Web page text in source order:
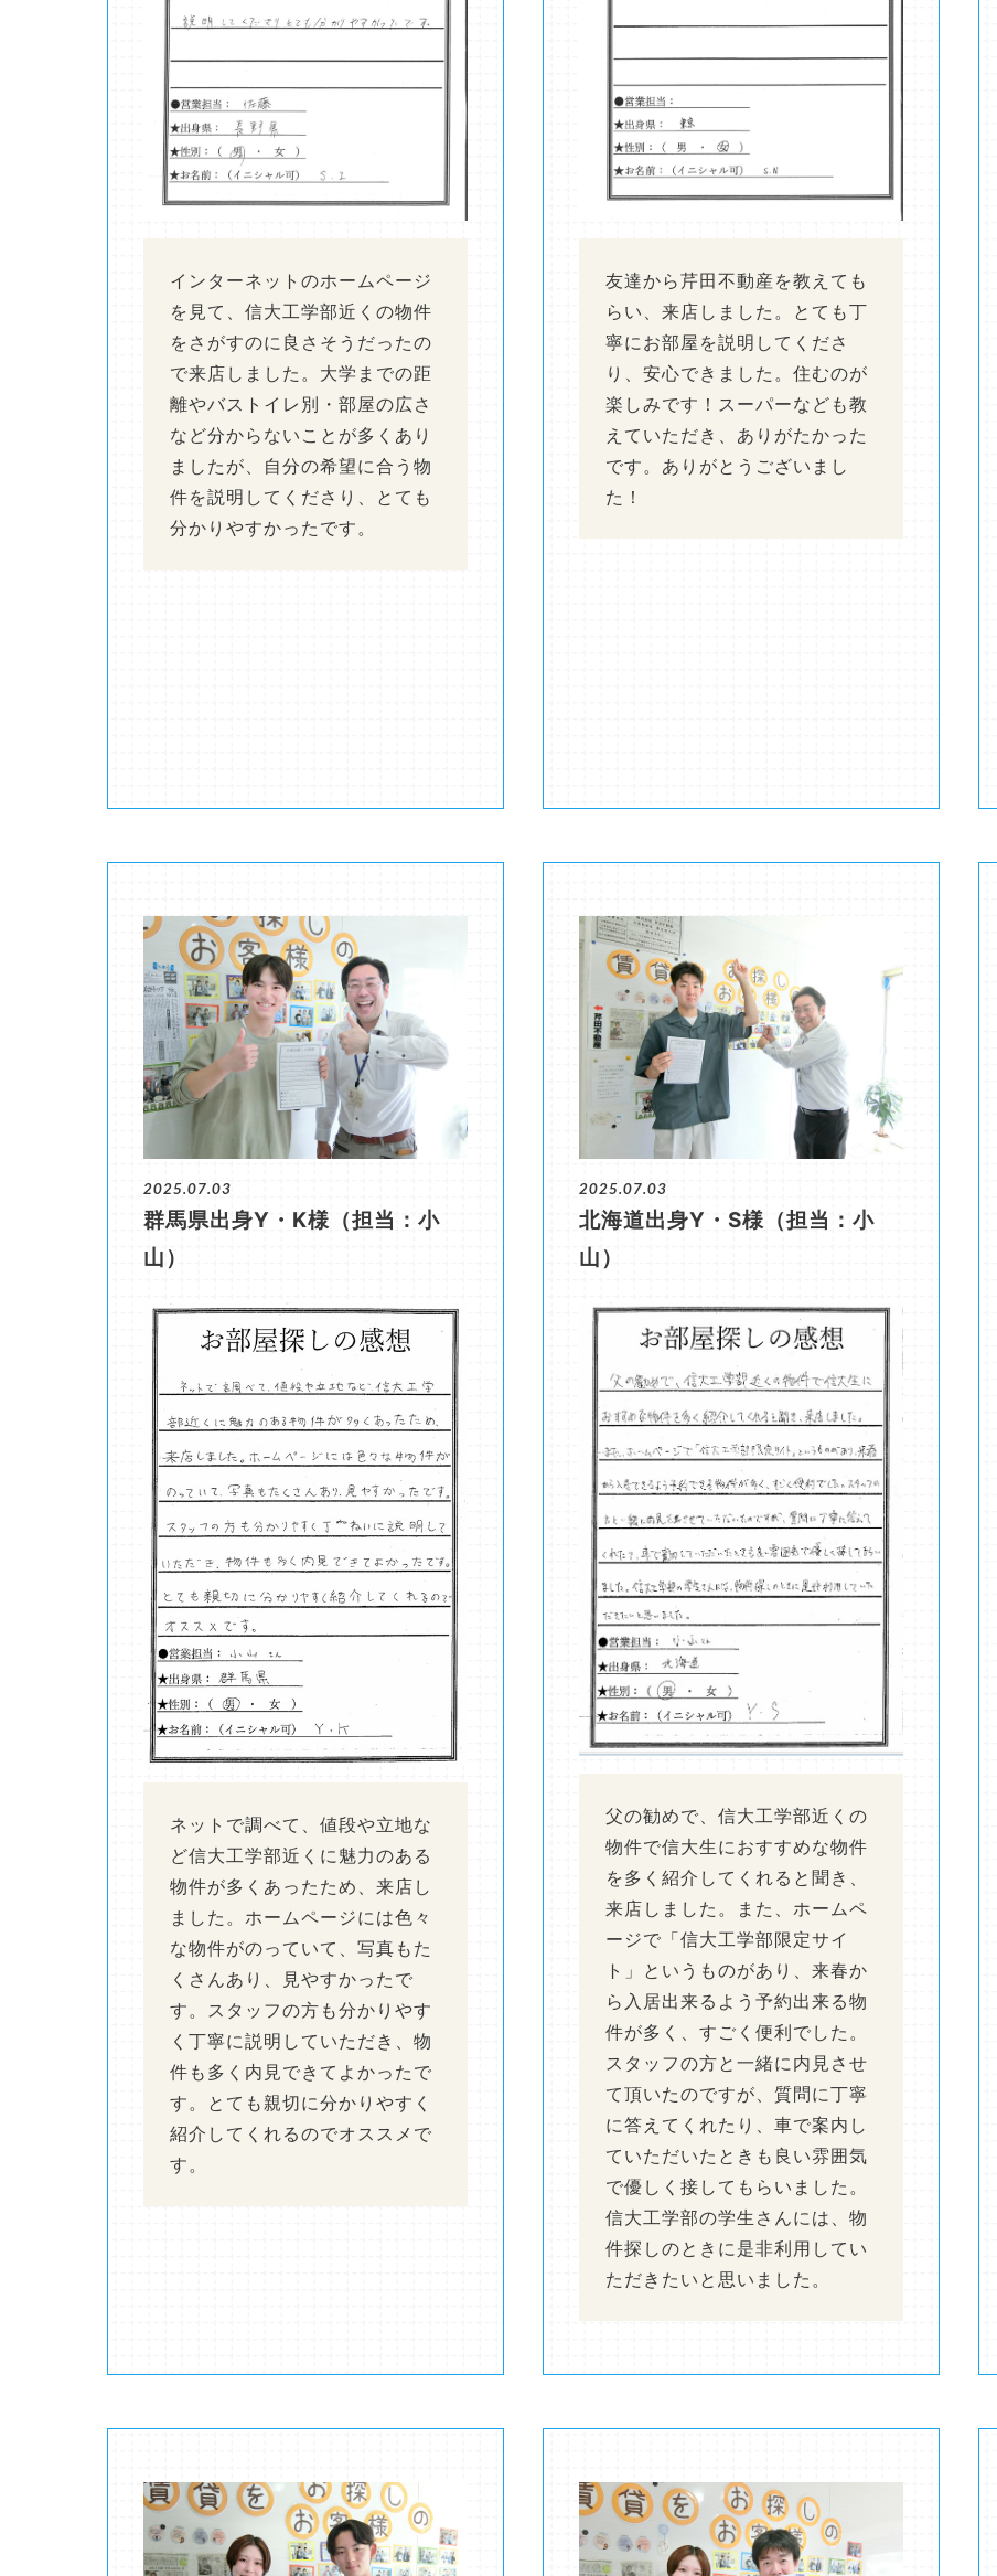
インターネットのホームページ
を見て、信大工学部近くの物件
をさがすのに良さそうだったの
で来店しました。大学までの距
離やバストイレ別・部屋の広さ
など分からないことが多くあり
ましたが、自分の希望に合う物
件を説明してくださり、とても
分かりやすかったです。
友達から芹田不動産を教えても
らい、来店しました。とても丁
寧にお部屋を説明してくださ
り、安心できました。住むのが
楽しみです！スーパーなども教
えていただき、ありがたかった
です。ありがとうございまし
た！
2025.07.03
群馬県出身Y・K様（担当：小
山）
ネットで調べて、値段や立地な
ど信大工学部近くに魅力のある
物件が多くあったため、来店し
ました。ホームページには色々
な物件がのっていて、写真もた
くさんあり、見やすかったで
す。スタッフの方も分かりやす
く丁寧に説明していただき、物
件も多く内見できてよかったで
す。とても親切に分かりやすく
紹介してくれるのでオススメで
す。
2025.07.03
北海道出身Y・S様（担当：小
山）
父の勧めで、信大工学部近くの
物件で信大生におすすめな物件
を多く紹介してくれると聞き、
来店しました。また、ホームペ
ージで「信大工学部限定サイ
ト」というものがあり、来春か
ら入居出来るよう予約出来る物
件が多く、すごく便利でした。
スタッフの方と一緒に内見させ
て頂いたのですが、質問に丁寧
に答えてくれたり、車で案内し
ていただいたときも良い雰囲気
で優しく接してもらいました。
信大工学部の学生さんには、物
件探しのときに是非利用してい
ただきたいと思いました。